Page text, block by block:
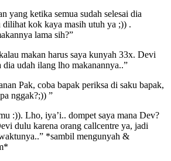
yang ketika semua sudah selesai dia
dilihat kok kaya masih utuh ya ;)) .
lama sih?”
makan harus saya kunyah 33x. Devi
udah ilang lho makanannya..”
Pak, coba bapak periksa di saku bapak,
nggak?;)) ”
:)). Lho, iya’i.. dompet saya mana Dev?
dulu karena orang callcentre ya, jadi
*sambil mengunyah &